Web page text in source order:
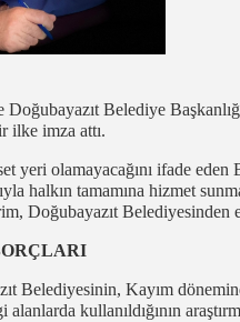
Belediye
ilke imza attı.
yeri olamayacağını ifade
halkın tamamına hizmet
Doğubayazıt Belediyesinden
Belediyesinin, Kayım
alanlarda kullanıldığının